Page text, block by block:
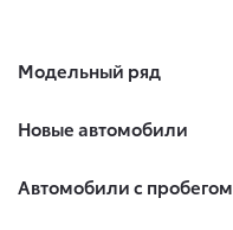
Модельный ряд
Новые автомобили
Автомобили с пробегом